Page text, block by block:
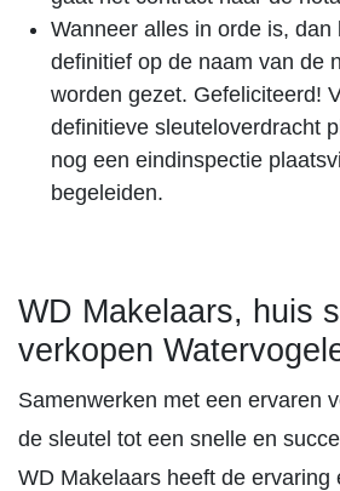
Wanneer alles in orde is, dan
definitief op de naam van de
worden gezet. Gefeliciteerd!
definitieve sleuteloverdracht
nog een eindinspectie
begeleiden.
WD Makelaars, huis
verkopen
Samenwerken met een ervaren
de sleutel tot een snelle en
WD Makelaars heeft de ervaring